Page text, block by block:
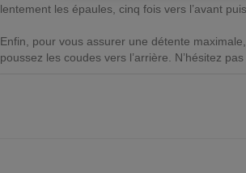
lentement les épaules, cinq fois vers l’avant puis
Enfin, pour vous assurer une détente
poussez les coudes vers l’arrière. N’hésitez